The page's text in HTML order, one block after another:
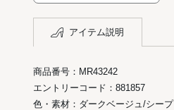
アイテム説明
商品番号：MR43242
エントリーコード：881857
色・素材：ダークベージュ/シープ